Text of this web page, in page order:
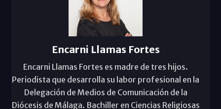
Encarni Llamas Fortes
Encarni Llamas Fortes es madre de tres hijos.
Periodista que desarrolla su labor profesional en la
Delegación de Medios de Comunicación de la
Diócesis de Málaga. Bachiller en Ciencias Religiosas